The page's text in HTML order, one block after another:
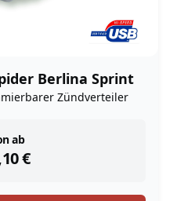
Berlina Sprint
Zündverteiler
ab
€